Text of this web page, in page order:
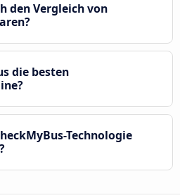
den Vergleich von
die besten
Technologie